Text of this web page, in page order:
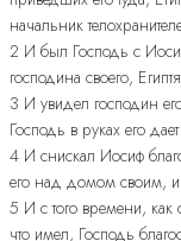
начальник
2 И был Господь с
господина своего,
3 И увидел господин
Господь в руках его
4 И снискал Иосиф
его над домом своим, и
5 И с того времени,
что имел, Господь